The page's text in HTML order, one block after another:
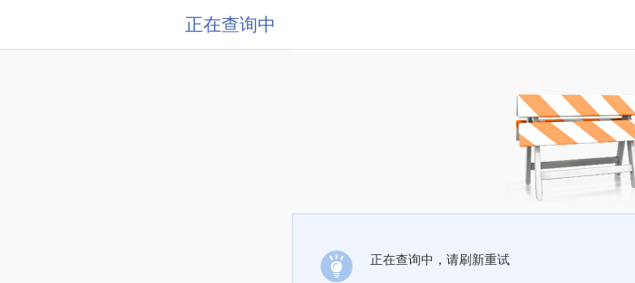
正在查询中
正在查询中，请刷新重试